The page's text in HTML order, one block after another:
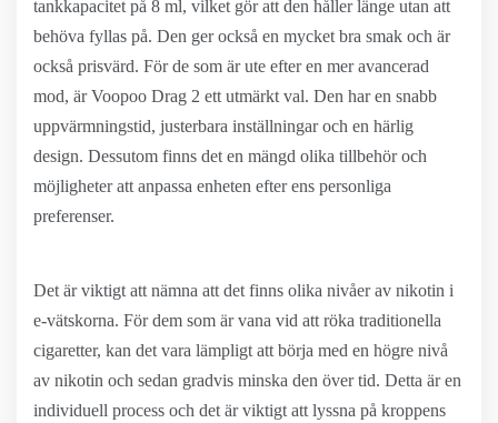
tankkapacitet på 8 ml, vilket gör att den håller länge utan att
behöva fyllas på. Den ger också en mycket bra smak och är
också prisvärd. För de som är ute efter en mer avancerad
mod, är Voopoo Drag 2 ett utmärkt val. Den har en snabb
uppvärmningstid, justerbara inställningar och en härlig
design. Dessutom finns det en mängd olika tillbehör och
möjligheter att anpassa enheten efter ens personliga
preferenser.
Det är viktigt att nämna att det finns olika nivåer av nikotin i
e-vätskorna. För dem som är vana vid att röka traditionella
cigaretter, kan det vara lämpligt att börja med en högre nivå
av nikotin och sedan gradvis minska den över tid. Detta är en
individuell process och det är viktigt att lyssna på kroppens